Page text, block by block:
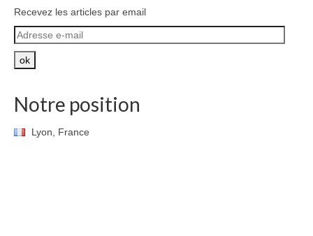
Recevez les articles par email
Adresse
e-
mail
ok
Notre position
Lyon, France